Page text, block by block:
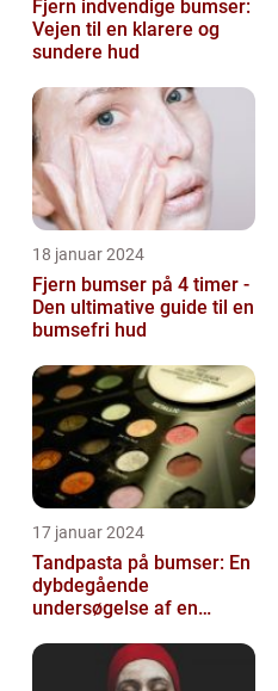
Fjern indvendige bumser:
Vejen til en klarere og
sundere hud
18 januar 2024
Fjern bumser på 4 timer -
Den ultimative guide til en
bumsefri hud
17 januar 2024
Tandpasta på bumser: En
dybdegående
undersøgelse af en
skønhedsanbefaling